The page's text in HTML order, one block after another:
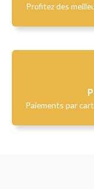
Profitez des
Paiements par